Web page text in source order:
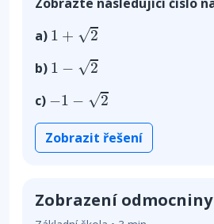
Zobrazte následující číslo
a) 1 + √2
1 +
b) 1 − √2
1
c) −1 − √2
1
Zobrazit řešení
Zobrazení odmocniny